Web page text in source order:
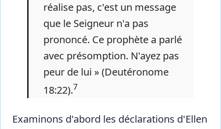
réalise pas, c'est un message
que le Seigneur n'a pas
prononcé. Ce prophète a parlé
avec présomption. N'ayez pas
peur de lui » (Deutéronome
18:22).7
Examinons d'abord les déclarations d'Ellen